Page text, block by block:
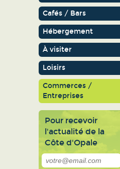
Cafés / Bars
Hébergement
À visiter
Loisirs
Commerces /
Entreprises
Pour recevoir
l'actualité de la
Côte d'Opale